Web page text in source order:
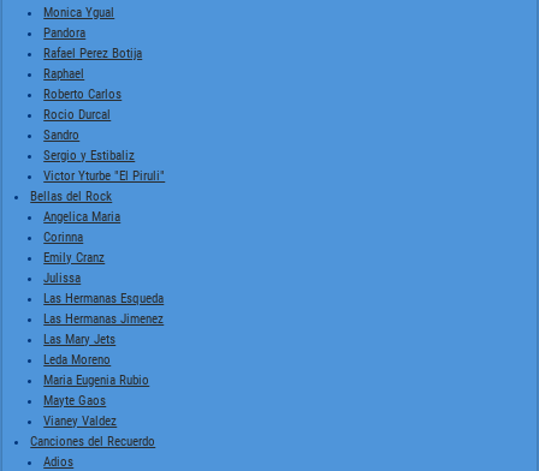
Monica Ygual
Pandora
Rafael Perez Botija
Raphael
Roberto Carlos
Rocio Durcal
Sandro
Sergio y Estibaliz
Victor Yturbe "El Piruli"
Bellas del Rock
Angelica Maria
Corinna
Emily Cranz
Julissa
Las Hermanas Esqueda
Las Hermanas Jimenez
Las Mary Jets
Leda Moreno
Maria Eugenia Rubio
Mayte Gaos
Vianey Valdez
Canciones del Recuerdo
Adios